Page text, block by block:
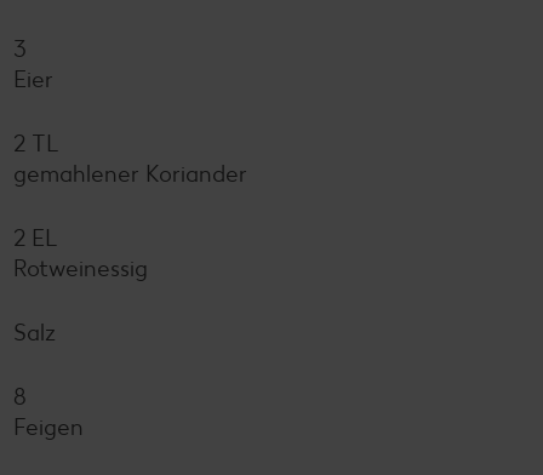
3
Eier
2 TL
gemahlener Koriander
2 EL
Rotweinessig
Salz
8
Feigen